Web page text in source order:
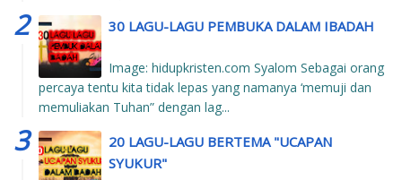
30 LAGU-LAGU PEMBUKA DALAM IBADAH
Image: hidupkristen.com Syalom Sebagai orang
percaya tentu kita tidak lepas yang namanya ‘memuji dan
memuliakan Tuhan” dengan lag...
20 LAGU-LAGU BERTEMA "UCAPAN
SYUKUR"